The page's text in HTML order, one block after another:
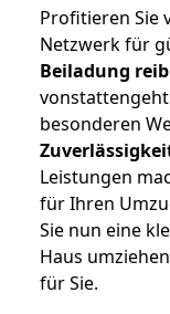
Profitieren Sie
Netzwerk für
Beiladung
besonderen
Leistungen
für Ihren
Sie nun eine
Haus
für Sie.